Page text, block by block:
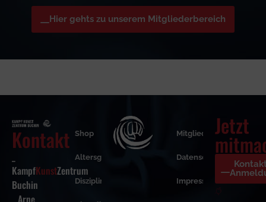
Hier gehts zu unserem Mitgliederbereich
Kontakt
KampfKunstZentrum
Buchin
_ Arne
Shop
Altersgruppen
Disziplinen
Mitgliederbereich
Datenschutzerklärung
Impressum
Jetzt